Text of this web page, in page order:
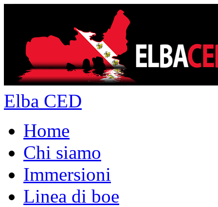
Elba CED
Home
Chi siamo
Immersioni
Linea di boe